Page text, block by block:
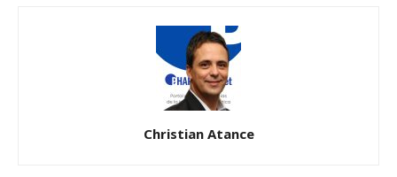
Christian Atance